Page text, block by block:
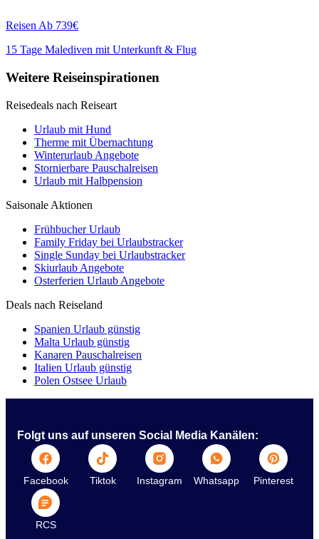
Reisen Ab 739€
15 Tage Malediven mit Unterkunft & Flug
Weitere Reiseinspirationen
Reisedeals nach Reiseart
Urlaub mit Hund
Therme mit Übernachtung
Winterurlaub Angebote
Stornierbare Pauschalreisen
Urlaub mit Halbpension
Saisonale Aktionen
Frühbucher Urlaub
Family Friday bei Urlaubstracker
Single Sunday bei Urlaubstracker
Skiurlaub Angebote
Osterferien Urlaub Angebote
Deals nach Reiseland
Spanien Urlaub günstig
Malta Urlaub günstig
Kanaren Pauschalreisen
Italien Urlaub günstig
Polen Ostsee Urlaub